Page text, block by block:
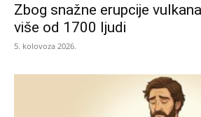
Zbog snažne erupcije
više od 1700 ljudi
5. kolovoza 2026.